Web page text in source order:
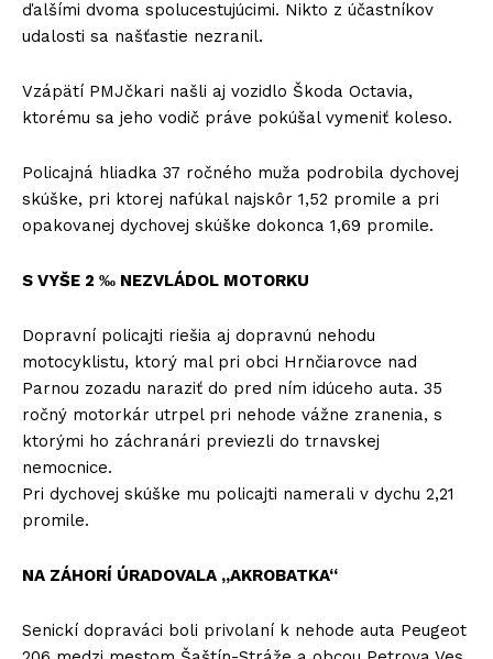
ďalšími dvoma spolucestujúcimi. Nikto z účastníkov
udalosti sa našťastie nezranil.
Vzápätí PMJčkari našli aj vozidlo Škoda Octavia,
ktorému sa jeho vodič práve pokúšal vymeniť koleso.
Policajná hliadka 37 ročného muža podrobila dychovej
skúške, pri ktorej nafúkal najskôr 1,52 promile a pri
opakovanej dychovej skúške dokonca 1,69 promile.
S VYŠE 2 ‰ NEZVLÁDOL MOTORKU
Dopravní policajti riešia aj dopravnú nehodu
motocyklistu, ktorý mal pri obci Hrnčiarovce nad
Parnou zozadu naraziť do pred ním idúceho auta. 35
ročný motorkár utrpel pri nehode vážne zranenia, s
ktorými ho záchranári previezli do trnavskej
nemocnice.
Pri dychovej skúške mu policajti namerali v dychu 2,21
promile.
NA ZÁHORÍ ÚRADOVALA „AKROBATKA“
Senickí dopraváci boli privolaní k nehode auta Peugeot